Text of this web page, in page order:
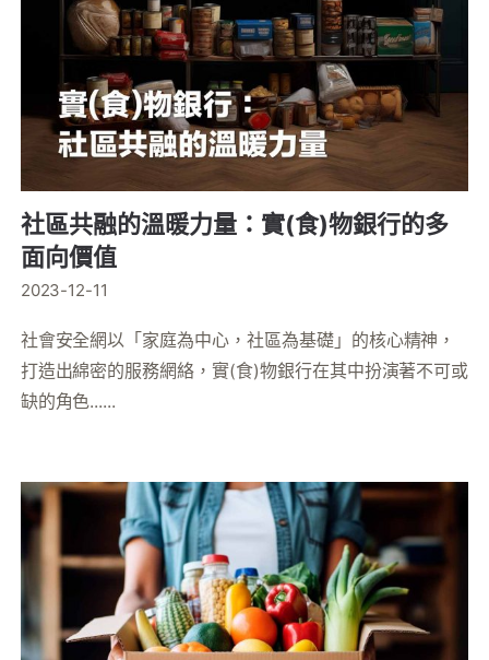
社區共融的溫暖力量：實(食)物銀行的多
面向價值
2023-12-11
社會安全網以「家庭為中心，社區為基礎」的核心精神，
打造出綿密的服務網絡，實(食)物銀行在其中扮演著不可或
缺的角色......